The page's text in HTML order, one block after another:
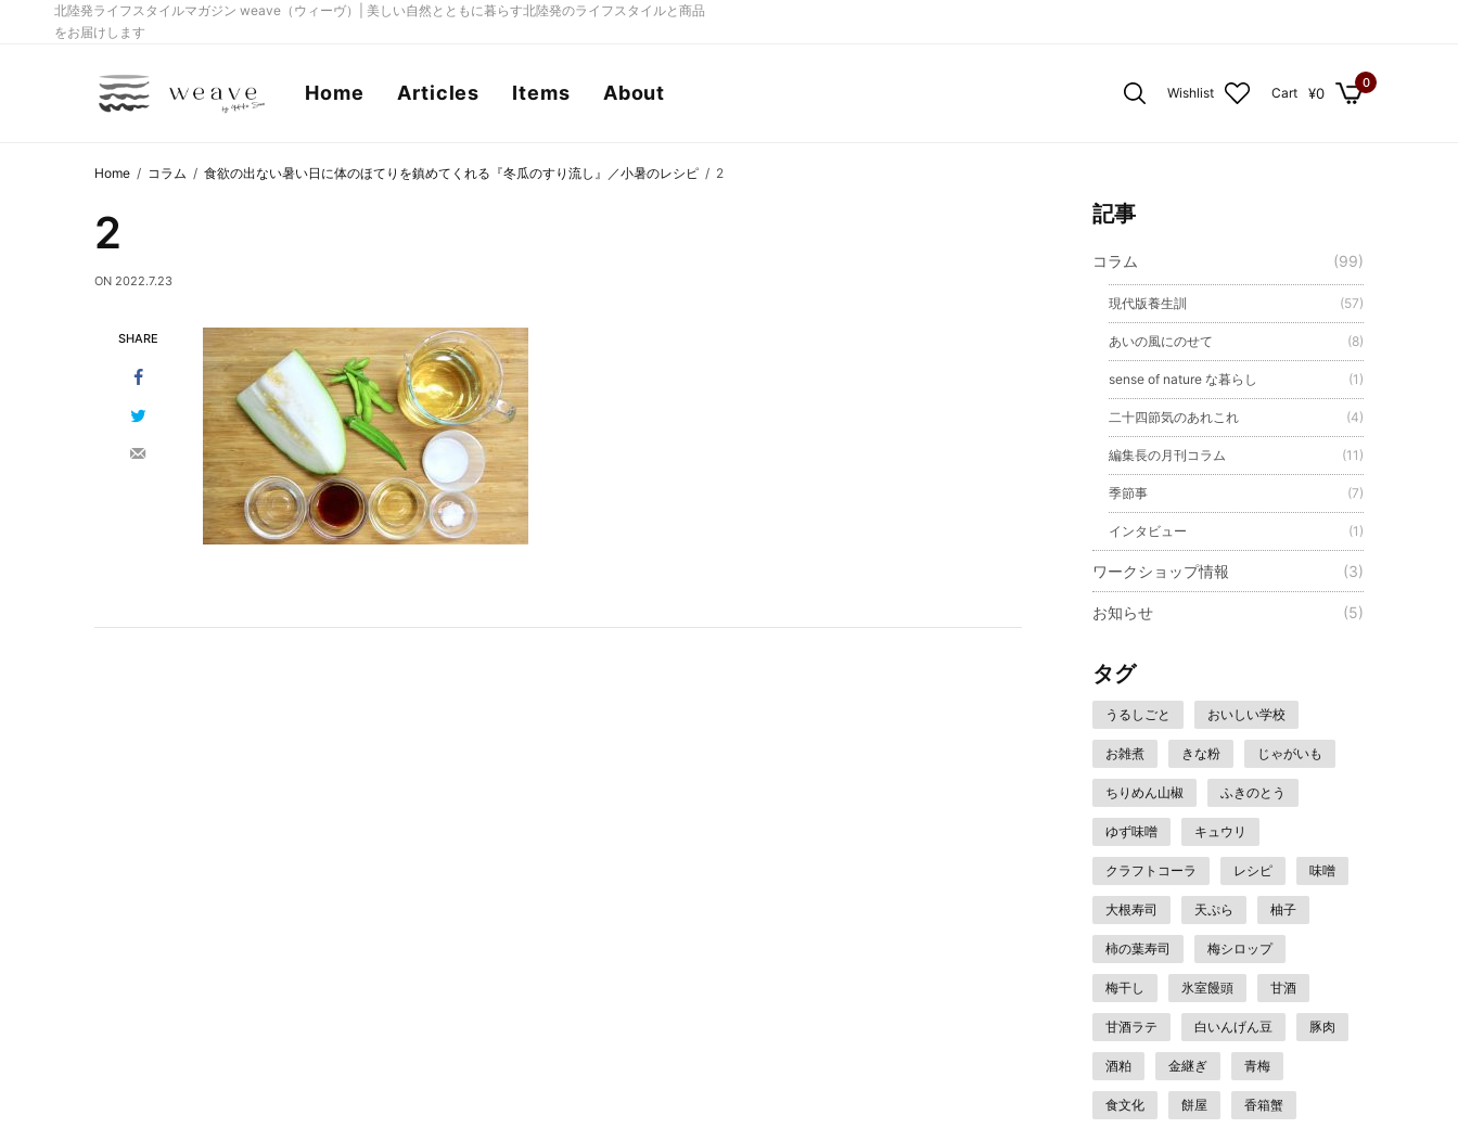
北陸発ライフスタイルマガジン weave（ウィーヴ）| 美しい自然とともに暮らす北陸発のライフスタイルと商品
をお届けします
Home Articles Items About Wishlist Cart ¥0
0
Home コラム 食欲の出ない暑い日に体のほてりを鎮めてくれる『冬瓜のすり流し』／小暑のレシピ 2
2
ON 2022.7.23
SHARE
記事
コラム (99)
現代版養生訓 (57)
あいの風にのせて (8)
sense of nature な暮らし (1)
二十四節気のあれこれ (4)
編集長の月刊コラム (11)
季節事 (7)
インタビュー (1)
ワークショップ情報 (3)
お知らせ (5)
タグ
うるしごと おいしい学校
お雑煮 きな粉 じゃがいも
ちりめん山椒 ふきのとう
ゆず味噌 キュウリ
クラフトコーラ レシピ 味噌
大根寿司 天ぷら 柚子
柿の葉寿司 梅シロップ
梅干し 氷室饅頭 甘酒
甘酒ラテ 白いんげん豆 豚肉
酒粕 金継ぎ 青梅
食文化 餅屋 香箱蟹